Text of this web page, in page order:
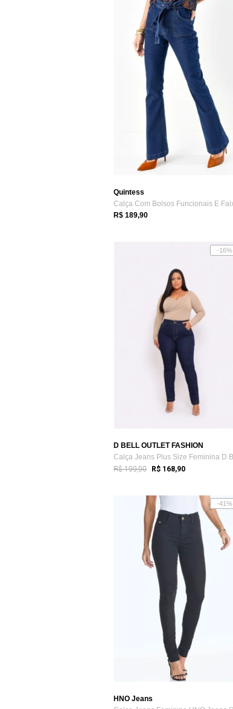
Quintess
R$ 189,90
-16%
D BELL OUTLET FASHION
R$ 199,90 R$ 168,90
-41%
HNO Jeans